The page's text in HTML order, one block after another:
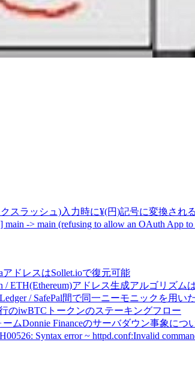
スラッシュ)入力時に¥(円)記号に変換され
main -> main (refusing to allow an OAuth App
アドレスはSollet.ioで復元可能
/ ETH(Ethereum)アドレス生成アルゴリズム
/ SafePal間で同一ニーモニックを用
行のiwBTCトークンのステーキングフロー
ムDonnie Financeのサーバダウン事象につ
Syntax error ~ httpd.conf:Invalid